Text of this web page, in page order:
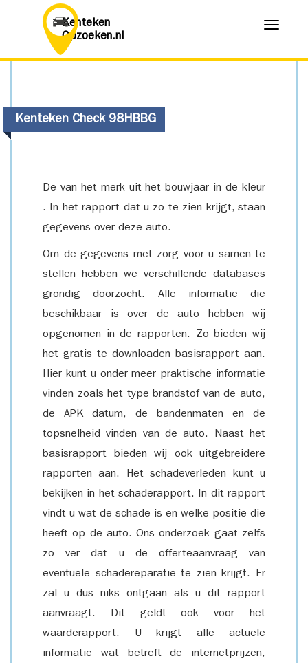
Kenteken
Opzoeken.nl
Menu
Kenteken Check 98HBBG
De van het merk uit het bouwjaar in de kleur
. In het rapport dat u zo te zien krijgt, staan
gegevens over deze auto.
Om de gegevens met zorg voor u samen te
stellen hebben we verschillende databases
grondig doorzocht. Alle informatie die
beschikbaar is over de auto hebben wij
opgenomen in de rapporten. Zo bieden wij
het gratis te downloaden basisrapport aan.
Hier kunt u onder meer praktische informatie
vinden zoals het type brandstof van de auto,
de APK datum, de bandenmaten en de
topsnelheid vinden van de auto. Naast het
basisrapport bieden wij ook uitgebreidere
rapporten aan. Het schadeverleden kunt u
bekijken in het schaderapport. In dit rapport
vindt u wat de schade is en welke positie die
heeft op de auto. Ons onderzoek gaat zelfs
zo ver dat u de offerteaanvraag van
eventuele schadereparatie te zien krijgt. Er
zal u dus niks ontgaan als u dit rapport
aanvraagt. Dit geldt ook voor het
waarderapport. U krijgt alle actuele
informatie wat betreft de internetprijzen,